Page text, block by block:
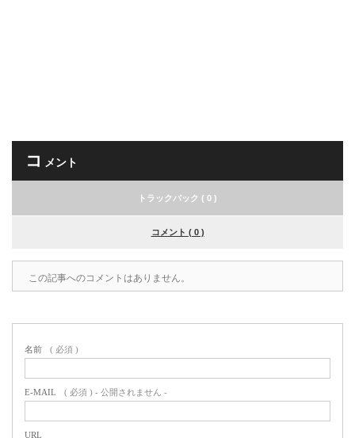
コ メント
トラックバック ( 0 )
コメント ( 0 )
この記事へのコメントはありません。
名前 ( 必須 )
E-MAIL ( 必須 ) - 公開されません -
URL